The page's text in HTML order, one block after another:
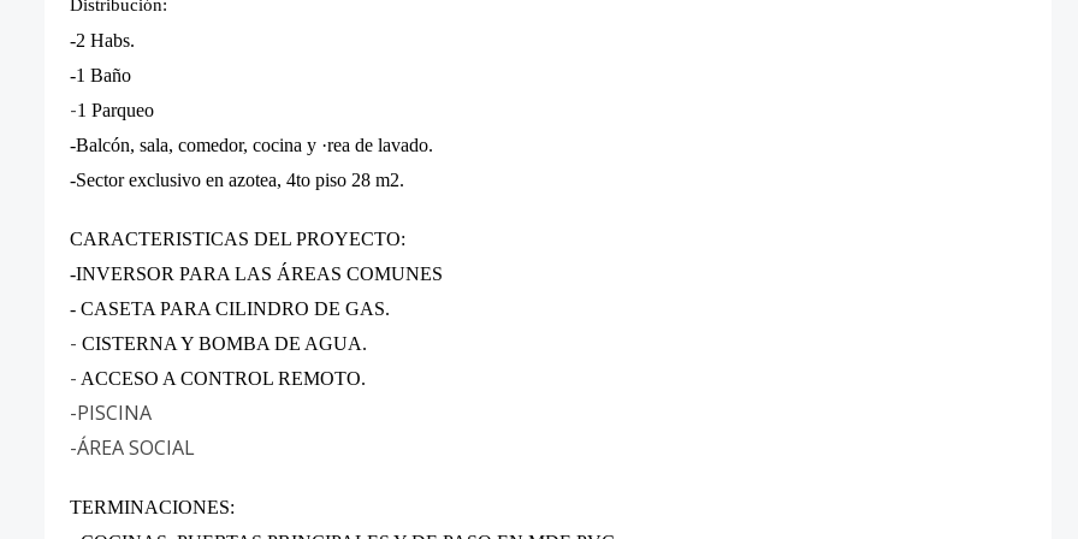
Distribución:
-2 Habs.
-1 Baño
-1 Parqueo
-Balcón, sala, comedor, cocina y ·rea de lavado.
-Sector exclusivo en azotea, 4to piso 28 m2.
CARACTERISTICAS DEL PROYECTO:
-INVERSOR PARA LAS ÁREAS COMUNES
- CASETA PARA CILINDRO DE GAS.
- CISTERNA Y BOMBA DE AGUA.
- ACCESO A CONTROL REMOTO.
-PISCINA
-ÁREA SOCIAL
TERMINACIONES: